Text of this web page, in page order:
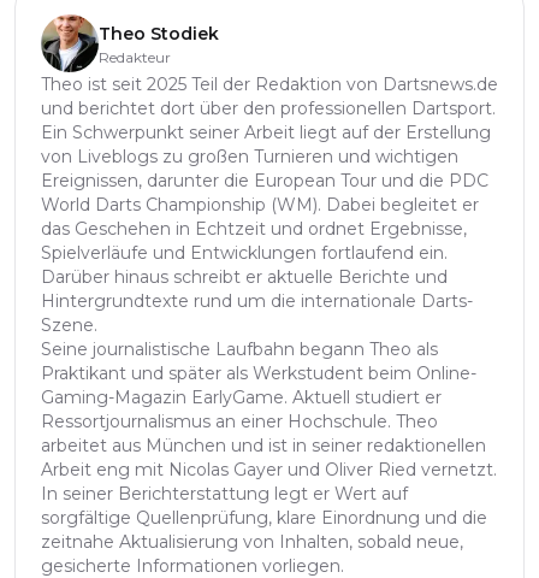
Theo Stodiek
Redakteur
Theo ist seit 2025 Teil der Redaktion von Dartsnews.de
und berichtet dort über den professionellen Dartsport.
Ein Schwerpunkt seiner Arbeit liegt auf der Erstellung
von Liveblogs zu großen Turnieren und wichtigen
Ereignissen, darunter die European Tour und die PDC
World Darts Championship (WM). Dabei begleitet er
das Geschehen in Echtzeit und ordnet Ergebnisse,
Spielverläufe und Entwicklungen fortlaufend ein.
Darüber hinaus schreibt er aktuelle Berichte und
Hintergrundtexte rund um die internationale Darts-
Szene.
Seine journalistische Laufbahn begann Theo als
Praktikant und später als Werkstudent beim Online-
Gaming-Magazin EarlyGame. Aktuell studiert er
Ressortjournalismus an einer Hochschule. Theo
arbeitet aus München und ist in seiner redaktionellen
Arbeit eng mit Nicolas Gayer und Oliver Ried vernetzt.
In seiner Berichterstattung legt er Wert auf
sorgfältige Quellenprüfung, klare Einordnung und die
zeitnahe Aktualisierung von Inhalten, sobald neue,
gesicherte Informationen vorliegen.